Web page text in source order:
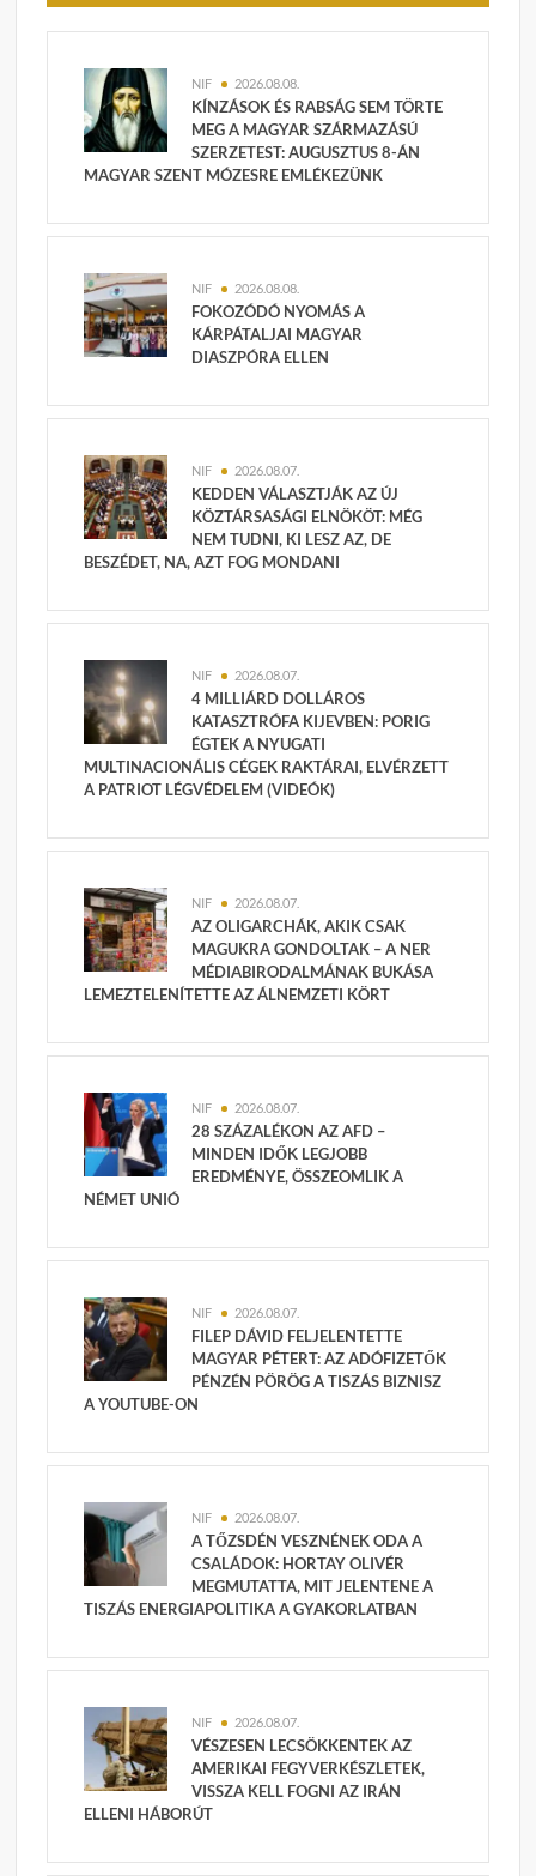
NIF 2026.08.08.
KÍNZÁSOK ÉS RABSÁG SEM TÖRTE
MEG A MAGYAR SZÁRMAZÁSÚ
SZERZETEST: AUGUSZTUS 8-ÁN
MAGYAR SZENT MÓZESRE EMLÉKEZÜNK
NIF 2026.08.08.
FOKOZÓDÓ NYOMÁS A
KÁRPÁTALJAI MAGYAR
DIASZPÓRA ELLEN
NIF 2026.08.07.
KEDDEN VÁLASZTJÁK AZ ÚJ
KÖZTÁRSASÁGI ELNÖKÖT: MÉG
NEM TUDNI, KI LESZ AZ, DE
BESZÉDET, NA, AZT FOG MONDANI
NIF 2026.08.07.
4 MILLIÁRD DOLLÁROS
KATASZTRÓFA KIJEVBEN: PORIG
ÉGTEK A NYUGATI
MULTINACIONÁLIS CÉGEK RAKTÁRAI, ELVÉRZETT
A PATRIOT LÉGVÉDELEM (VIDEÓK)
NIF 2026.08.07.
AZ OLIGARCHÁK, AKIK CSAK
MAGUKRA GONDOLTAK – A NER
MÉDIABIRODALMÁNAK BUKÁSA
LEMEZTELENÍTETTE AZ ÁLNEMZETI KÖRT
NIF 2026.08.07.
28 SZÁZALÉKON AZ AFD –
MINDEN IDŐK LEGJOBB
EREDMÉNYE, ÖSSZEOMLIK A
NÉMET UNIÓ
NIF 2026.08.07.
FILEP DÁVID FELJELENTETTE
MAGYAR PÉTERT: AZ ADÓFIZETŐK
PÉNZÉN PÖRÖG A TISZÁS BIZNISZ
A YOUTUBE-ON
NIF 2026.08.07.
A TŐZSDÉN VESZNÉNEK ODA A
CSALÁDOK: HORTAY OLIVÉR
MEGMUTATTA, MIT JELENTENE A
TISZÁS ENERGIAPOLITIKA A GYAKORLATBAN
NIF 2026.08.07.
VÉSZESEN LECSÖKKENTEK AZ
AMERIKAI FEGYVERKÉSZLETEK,
VISSZA KELL FOGNI AZ IRÁN
ELLENI HÁBORÚT